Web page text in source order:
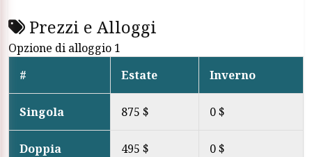
Prezzi e Alloggi
Opzione di alloggio 1
#
Estate Inverno
Singola 875 $ 0 $
Doppia 495 $ 0 $